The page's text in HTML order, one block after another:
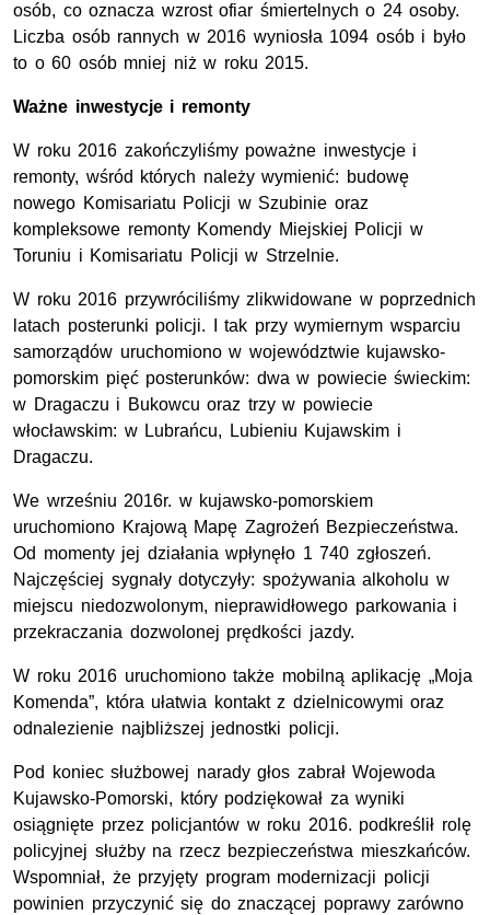
osób, co oznacza wzrost ofiar śmiertelnych o 24 osoby.
Liczba osób rannych w 2016 wyniosła 1094 osób i było
to o 60 osób mniej niż w roku 2015.
Ważne inwestycje i remonty
W roku 2016 zakończyliśmy poważne inwestycje i
remonty, wśród których należy wymienić: budowę
nowego Komisariatu Policji w Szubinie oraz
kompleksowe remonty Komendy Miejskiej Policji w
Toruniu i Komisariatu Policji w Strzelnie.
W roku 2016 przywróciliśmy zlikwidowane w poprzednich
latach posterunki policji. I tak przy wymiernym wsparciu
samorządów uruchomiono w województwie kujawsko-
pomorskim pięć posterunków: dwa w powiecie świeckim:
w Dragaczu i Bukowcu oraz trzy w powiecie
włocławskim: w Lubrańcu, Lubieniu Kujawskim i
Dragaczu.
We wrześniu 2016r. w kujawsko-pomorskiem
uruchomiono Krajową Mapę Zagrożeń Bezpieczeństwa.
Od momenty jej działania wpłynęło 1 740 zgłoszeń.
Najczęściej sygnały dotyczyły: spożywania alkoholu w
miejscu niedozwolonym, nieprawidłowego parkowania i
przekraczania dozwolonej prędkości jazdy.
W roku 2016 uruchomiono także mobilną aplikację „Moja
Komenda”, która ułatwia kontakt z dzielnicowymi oraz
odnalezienie najbliższej jednostki policji.
Pod koniec służbowej narady głos zabrał Wojewoda
Kujawsko-Pomorski, który podziękował za wyniki
osiągnięte przez policjantów w roku 2016. podkreślił rolę
policyjnej służby na rzecz bezpieczeństwa mieszkańców.
Wspomniał, że przyjęty program modernizacji policji
powinien przyczynić się do znaczącej poprawy zarówno